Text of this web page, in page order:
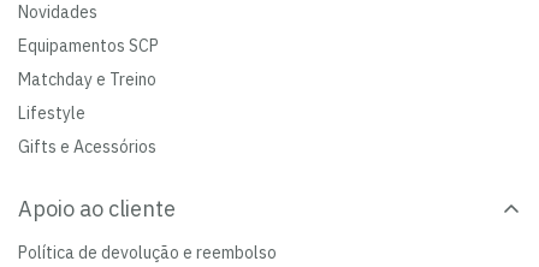
Novidades
Equipamentos SCP
Matchday e Treino
Lifestyle
Gifts e Acessórios
Apoio ao cliente
Política de devolução e reembolso